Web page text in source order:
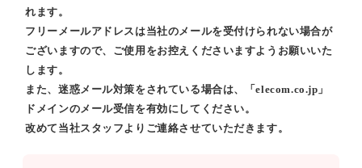
れます。
フリーメールアドレスは当社のメールを受付けられない場合が
ございますので、ご使用をお控えくださいますようお願いいた
します。
また、迷惑メール対策をされている場合は、「elecom.co.jp」
ドメインのメール受信を有効にしてください。
改めて当社スタッフよりご連絡させていただきます。